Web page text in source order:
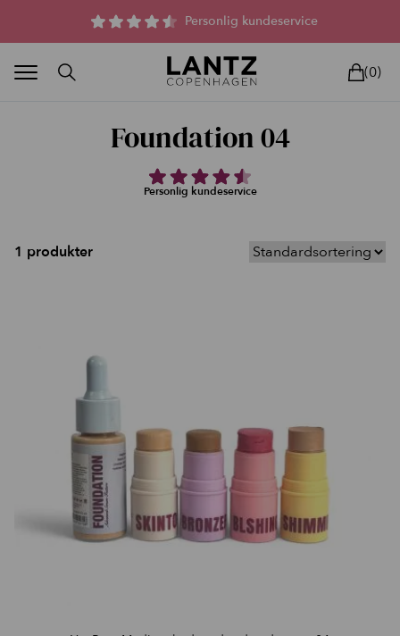
Personlig kundeservice
Parfumefri dansk hudpleje, og lysterapi til huden
(0)
Foundation 04
Personlig kundeservice
1 produkter